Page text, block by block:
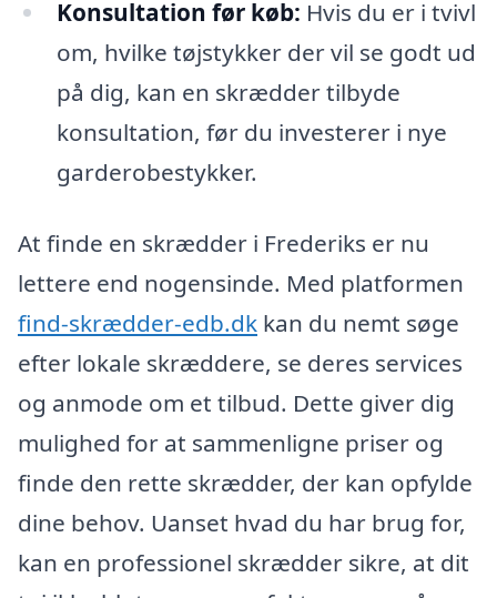
Konsultation før køb: Hvis du er i tvivl
om, hvilke tøjstykker der vil se godt ud
på dig, kan en skrædder tilbyde
konsultation, før du investerer i nye
garderobestykker.
At finde en skrædder i Frederiks er nu
lettere end nogensinde. Med platformen
find-skrædder-edb.dk kan du nemt søge
efter lokale skræddere, se deres services
og anmode om et tilbud. Dette giver dig
mulighed for at sammenligne priser og
finde den rette skrædder, der kan opfylde
dine behov. Uanset hvad du har brug for,
kan en professionel skrædder sikre, at dit